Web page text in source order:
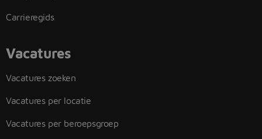
Carrieregids
Vacatures
Vacatures zoeken
Vacatures per locatie
Vacatures per beroepsgroep